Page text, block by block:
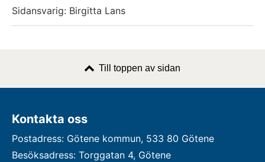
Sidansvarig: Birgitta Lans
Till toppen av sidan
Kontakta oss
Postadress: Götene kommun, 533 80 Götene
Besöksadress: Torggatan 4, Götene